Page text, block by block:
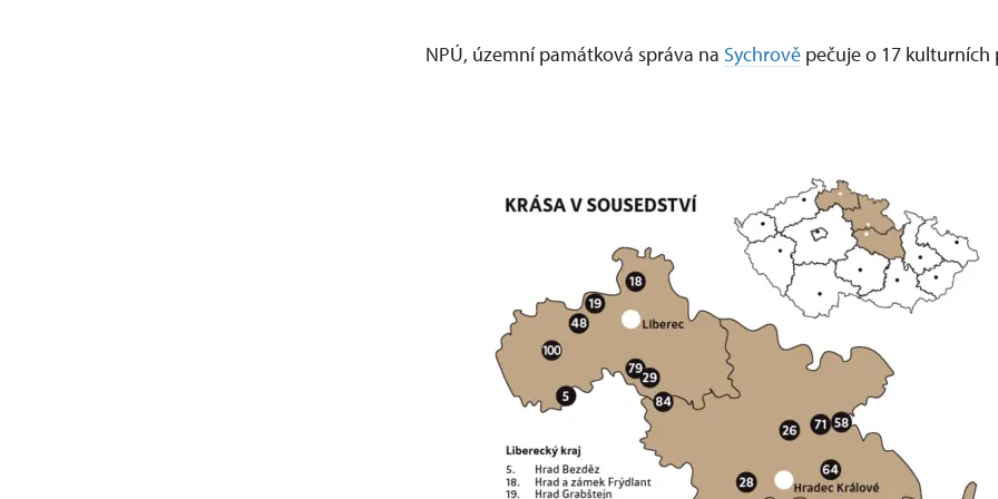
NPÚ, územní památková správa na Sychrověpečuje o 17 kulturních